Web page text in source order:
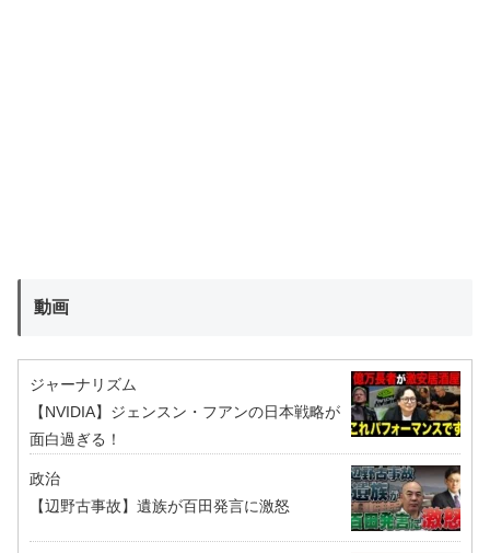
動画
ジャーナリズム
【NVIDIA】ジェンスン・フアンの日本戦略が
面白過ぎる！
政治
【辺野古事故】遺族が百田発言に激怒